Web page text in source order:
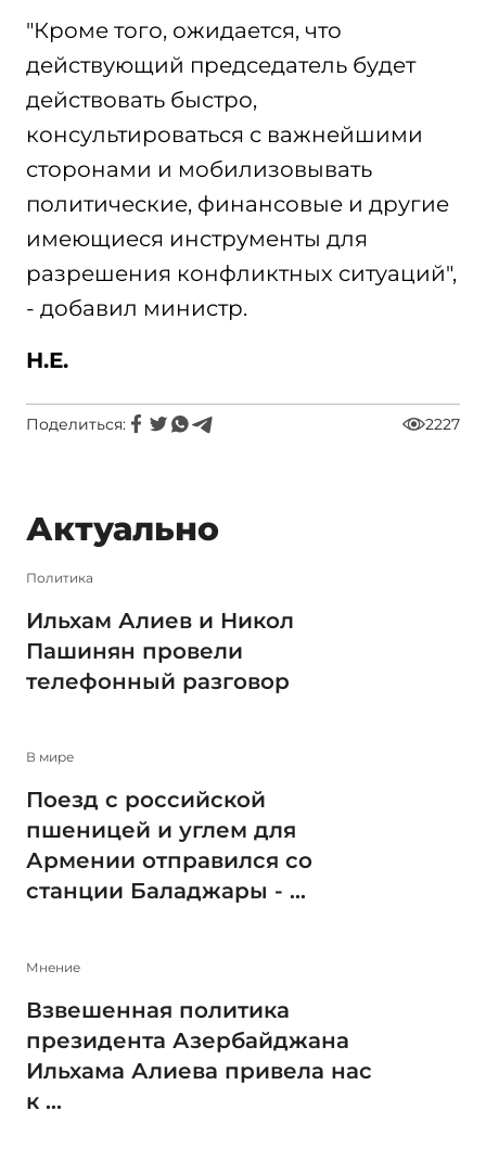
"Кроме того, ожидается, что
действующий председатель будет
действовать быстро,
консультироваться с важнейшими
сторонами и мобилизовывать
политические, финансовые и другие
имеющиеся инструменты для
разрешения конфликтных ситуаций",
- добавил министр.
Н.Е.
Поделиться: 2227
Актуально
Политика
Ильхам Алиев и Никол
Пашинян провели
телефонный разговор
В мире
Поезд с российской
пшеницей и углем для
Армении отправился со
станции Баладжары - ...
Мнение
Взвешенная политика
президента Азербайджана
Ильхама Алиева привела нас
к ...